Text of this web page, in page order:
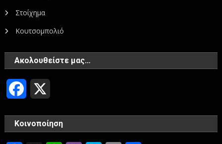
Στοίχημα
Κουτσομπολιό
Ακολουθείστε μας…
Facebook
Κοινοποίηση